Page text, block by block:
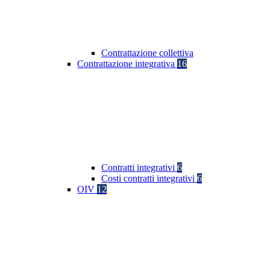
Contrattazione collettiva
Contrattazione integrativa 16
Contratti integrativi 6
Costi contratti integrativi 6
OIV 12